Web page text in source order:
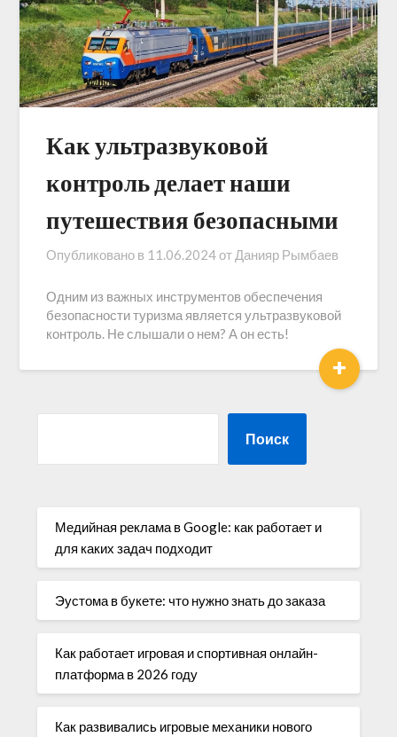
Как ультразвуковой
контроль делает наши
путешествия безопасными
Опубликовано в 11.06.2024от Данияр Рымбаев
Одним из важных инструментов обеспечения
безопасности туризма является ультразвуковой
контроль. Не слышали о нем? А он есть!
+
Поиск
Медийная реклама в Google: как работает и
для каких задач подходит
Эустома в букете: что нужно знать до заказа
Как работает игровая и спортивная онлайн-
платформа в 2026 году
Как развивались игровые механики нового